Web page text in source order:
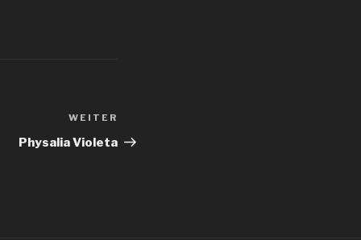
Beitrag
WEITER
Physalia Violeta